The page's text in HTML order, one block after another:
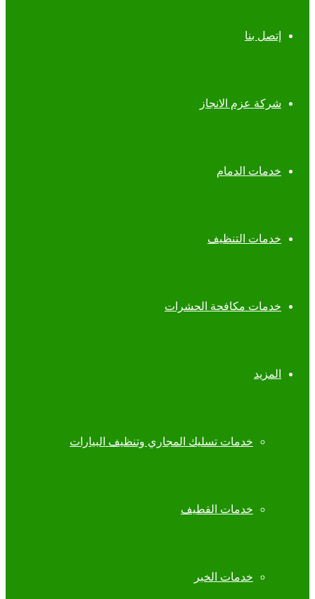
إتصل بنا
شركة عزم الانجاز
خدمات الدمام
خدمات التنظيف
خدمات مكافحة الحشرات
المزيد
خدمات تسليك المجاري وتنظيف البيارات
خدمات القطيف
خدمات الخبر